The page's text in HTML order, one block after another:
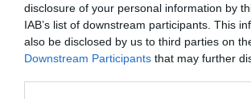
disclosure of your personal information by
IAB’s list of downstream participants. This
also be disclosed by us to third parties on
Downstream Participants that may further